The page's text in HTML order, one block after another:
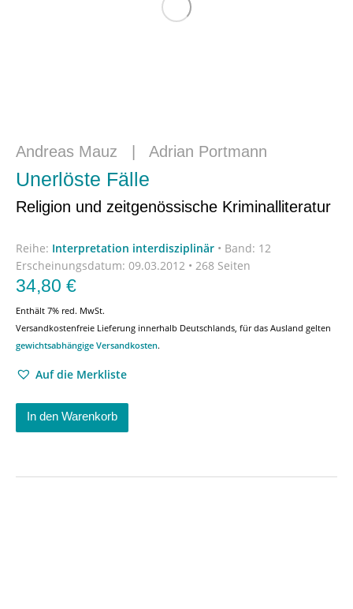
Andreas Mauz Adrian Portmann
Unerlöste Fälle
Religion und zeitgenössische Kriminalliteratur
Reihe: Interpretation interdisziplinär • Band: 12
Erscheinungsdatum: 09.03.2012 • 268 Seiten
34,80 €
Enthält 7% red. MwSt.
Versandkostenfreie Lieferung innerhalb Deutschlands, für das Ausland gelten
gewichtsabhängige Versandkosten.
Auf die Merkliste
In den Warenkorb